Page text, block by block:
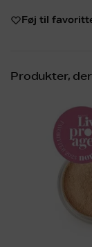
Føj til
Produkter,